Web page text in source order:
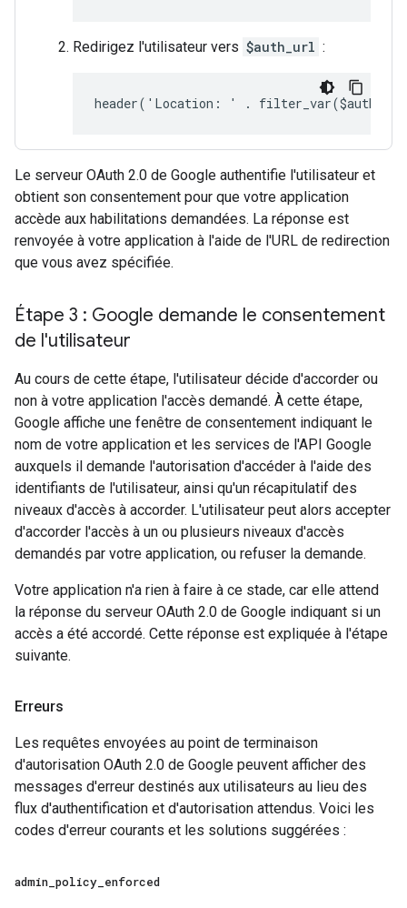
Redirigez l'utilisateur vers $auth_url :
header('Location: ' . filter_var($auth_url,
Le serveur OAuth 2.0 de Google authentifie l'utilisateur et
obtient son consentement pour que votre application
accède aux habilitations demandées. La réponse est
renvoyée à votre application à l'aide de l'URL de redirection
que vous avez spécifiée.
Étape 3 : Google demande le consentement
de l'utilisateur
Au cours de cette étape, l'utilisateur décide d'accorder ou
non à votre application l'accès demandé. À cette étape,
Google affiche une fenêtre de consentement indiquant le
nom de votre application et les services de l'API Google
auxquels il demande l'autorisation d'accéder à l'aide des
identifiants de l'utilisateur, ainsi qu'un récapitulatif des
niveaux d'accès à accorder. L'utilisateur peut alors accepter
d'accorder l'accès à un ou plusieurs niveaux d'accès
demandés par votre application, ou refuser la demande.
Votre application n'a rien à faire à ce stade, car elle attend
la réponse du serveur OAuth 2.0 de Google indiquant si un
accès a été accordé. Cette réponse est expliquée à l'étape
suivante.
Erreurs
Les requêtes envoyées au point de terminaison
d'autorisation OAuth 2.0 de Google peuvent afficher des
messages d'erreur destinés aux utilisateurs au lieu des
flux d'authentification et d'autorisation attendus. Voici les
codes d'erreur courants et les solutions suggérées :
admin policy enforced